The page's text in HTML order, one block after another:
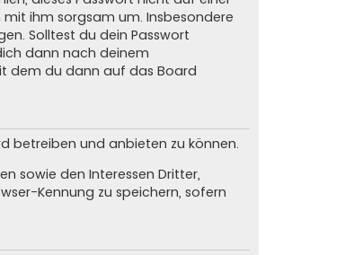
mit ihm sorgsam um. Insbesondere
Solltest du dein Passwort
dann nach deinem
dem du dann auf das Board
betreiben und anbieten zu können.
sowie den Interessen Dritter,
Kennung zu speichern, sofern